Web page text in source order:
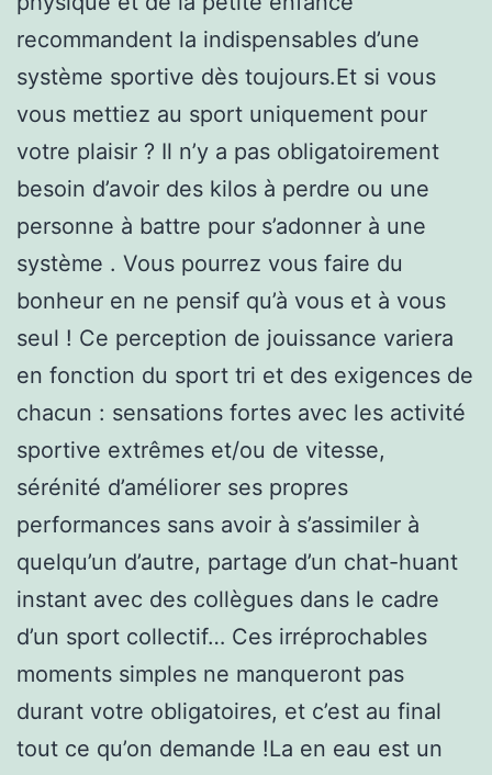
recommandent la indispensables d’une
système sportive dès toujours.Et si vous
vous mettiez au sport uniquement pour
votre plaisir ? Il n’y a pas obligatoirement
besoin d’avoir des kilos à perdre ou une
personne à battre pour s’adonner à une
système . Vous pourrez vous faire du
bonheur en ne pensif qu’à vous et à vous
seul ! Ce perception de jouissance variera
en fonction du sport tri et des exigences de
chacun : sensations fortes avec les activité
sportive extrêmes et/ou de vitesse,
sérénité d’améliorer ses propres
performances sans avoir à s’assimiler à
quelqu’un d’autre, partage d’un chat-huant
instant avec des collègues dans le cadre
d’un sport collectif… Ces irréprochables
moments simples ne manqueront pas
durant votre obligatoires, et c’est au final
tout ce qu’on demande !La en eau est un